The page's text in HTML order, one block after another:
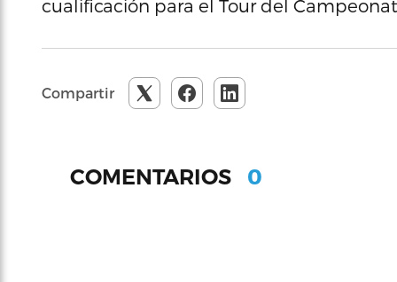
cualificación para el Tour del
Compartir
COMENTARIOS 0